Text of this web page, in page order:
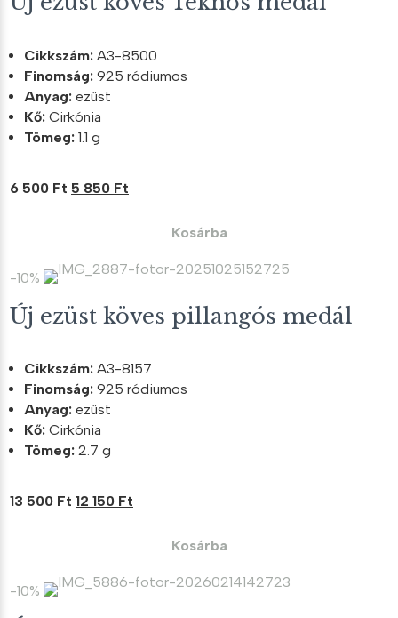
Cikkszám: A3-8500
Finomság: 925 ródiumos
Anyag: ezüst
Kő: Cirkónia
Tömeg: 1.1 g
6 500Ft Original
500 Ft.
5 850 Ft
850 Ft.
Kosárba
-10%
Új ezüst köves pillangós medál
Cikkszám: A3-8157
Finomság: 925 ródiumos
Anyag: ezüst
Kő: Cirkónia
Tömeg: 2.7 g
13 500Ft Original
500 Ft.
12 150 Ft
150 Ft.
Kosárba
-10%